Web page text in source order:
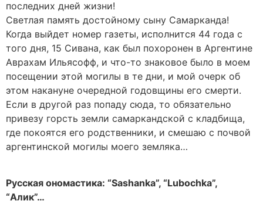
последних дней жизни!
Светлая память достойному сыну Самарканда!
Когда выйдет номер газеты, исполнится 44 года с
того дня, 15 Сивана, как был похоронен в Аргентине
Аврахам Ильясофф, и что-то знаковое было в моем
посещении этой могилы в те дни, и мой очерк об
этом накануне очередной годовщины его смерти.
Если в другой раз попаду сюда, то обязательно
привезу горсть земли самаркандской с кладбища,
где покоятся его родственники, и смешаю с почвой
аргентинской могилы моего земляка…
Русская ономастика: “Sashanka”, “Lubochka”,
“Алик”…